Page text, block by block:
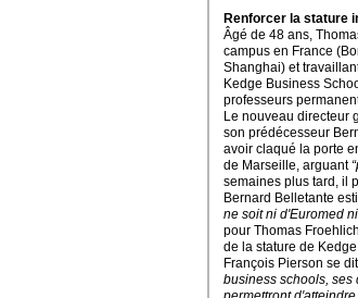
Renforcer la stature
Âgé de 48 ans,
campus en France
Shanghai) et
Kedge Business
professeurs
Le nouveau directeur
son prédécesseur
avoir claqué la porte
de Marseille, arguant
semaines plus tard, il
Bernard Belletante
ne soit ni d'Euromed
pour Thomas
de la stature de
François Pierson se dit
business schools, ses